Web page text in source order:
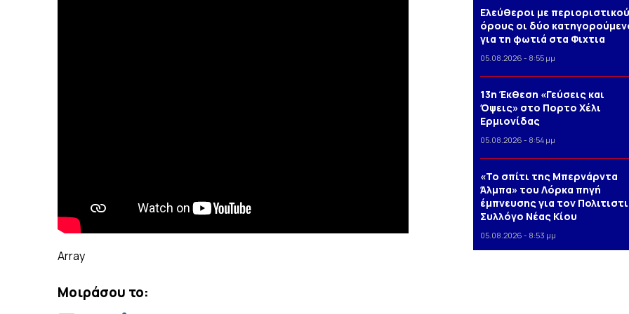
Array
Μοιράσου το:
Ελεύθεροι με
όρους οι δύο
για τη φωτιά στα Φιχτια
05.08.2026 - 8:55 μμ
13η Έκθεση «Γεύσεις και
Όψεις» στο Πορτο Xέλι
Ερμιονίδας
05.08.2026 - 8:54 μμ
«Το σπίτι της Μπερνάρντα
Άλμπα» του Λόρκα πηγή
έμπνευσης για τον
Συλλόγο Νέας Κίου
05.08.2026 - 8:53 μμ